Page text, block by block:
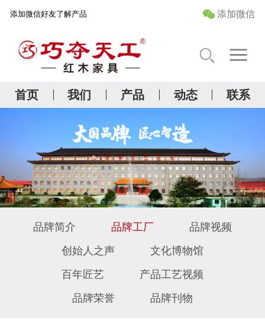
首页 我们 产品 动态 联系
品牌简介 品牌工厂
品牌视频
创始人之声
文化博物馆
百年匠艺
产品工艺视频
品牌荣誉
品牌刊物
首 页
关于我们
精品红木研究院
产品中心
管家服务
添加微信好友了解产品 添加微信